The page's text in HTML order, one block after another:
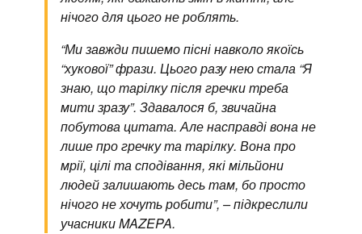
нічого для цього не роблять.
“Ми завжди пишемо пісні навколо якоїсь
“хукової” фрази. Цього разу нею стала “Я
знаю, що тарілку після гречки треба
мити зразу”. Здавалося б, звичайна
побутова цитата. Але насправді вона не
лише про гречку та тарілку. Вона про
мрії, цілі та сподівання, які мільйони
людей залишають десь там, бо просто
нічого не хочуть робити”, – підкреслили
учасники MAZEPA.